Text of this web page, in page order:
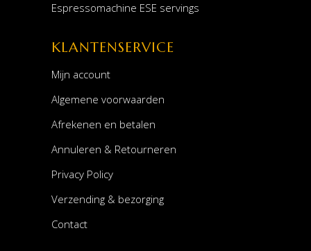
Espressomachine ESE servings
KLANTENSERVICE
Mijn account
Algemene voorwaarden
Afrekenen en betalen
Annuleren & Retourneren
Privacy Policy
Verzending & bezorging
Contact